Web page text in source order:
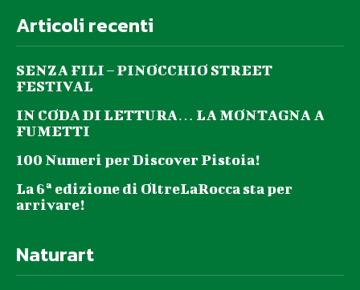
Articoli recenti
SENZA FILI – PINOCCHIO STREET
FESTIVAL
IN CODA DI LETTURA… LA MONTAGNA A
FUMETTI
100 Numeri per Discover Pistoia!
La 6ª edizione di OltreLaRocca sta per
arrivare!
Naturart